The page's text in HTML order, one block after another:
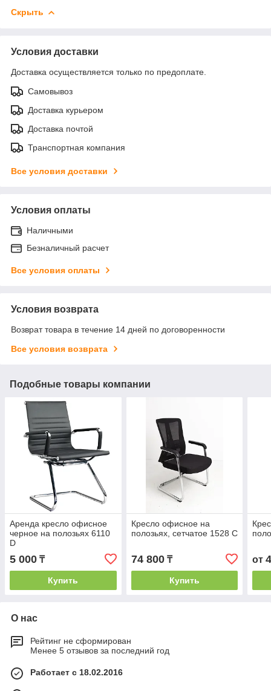
Скрыть
Условия доставки
Доставка осуществляется только по предоплате.
Самовывоз
Доставка курьером
Доставка почтой
Транспортная компания
Все условия доставки
Условия оплаты
Наличными
Безналичный расчет
Все условия оплаты
Условия возврата
Возврат товара в течение 14 дней по договоренности
Все условия возврата
Подобные товары компании
Аренда кресло офисное
черное на полозьях 6110
D
5 000 ₸
Купить
Кресло офисное на
полозьях, сетчатое 1528 С
74 800₸
Купить
от
О нас
Рейтинг не сформирован
Менее 5 отзывов за последний год
Работает с 18.02.2016